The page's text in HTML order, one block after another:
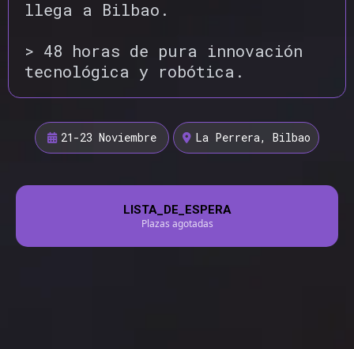
llega a Bilbao.
> 48 horas de pura innovación
tecnológica y robótica.
21-23 Noviembre La Perrera, Bilbao
LISTA_DE_ESPERA
Plazas agotadas